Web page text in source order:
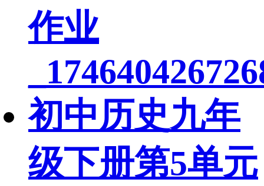
作业
初中历史九年
级下册第5单元